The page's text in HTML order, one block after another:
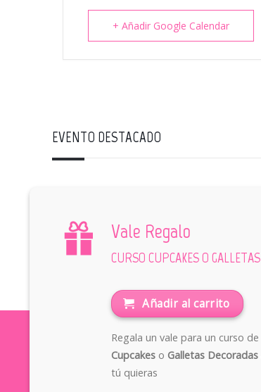
+ Añadir Google Calendar
EVENTO DESTACADO
Vale Regalo
CURSO CUPCAKES O GALLETAS
Añadir al carrito
Regala un vale para un curso de
Cupcakes o Galletas Decoradas
tú quieras